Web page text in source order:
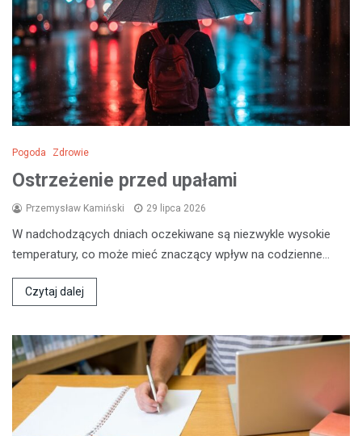
Pogoda Zdrowie
Ostrzeżenie przed upałami
Przemysław Kamiński 29 lipca 2026
W nadchodzących dniach oczekiwane są niezwykle wysokie
temperatury, co może mieć znaczący wpływ na codzienne…
Czytaj dalej